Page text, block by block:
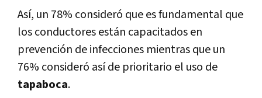
Así, un 78% consideró que es fundamental que
los conductores están capacitados en
prevención de infecciones mientras que un
76% consideró así de prioritario el uso de
tapaboca.